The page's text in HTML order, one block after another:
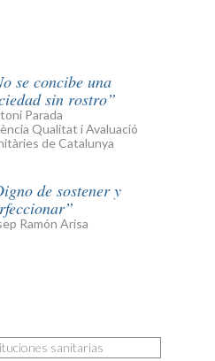
se concibe una
sin rostro
Parada
Qualitat i Avaluació
de Catalunya
de sostener y
Ramón Arisa
sanitarias